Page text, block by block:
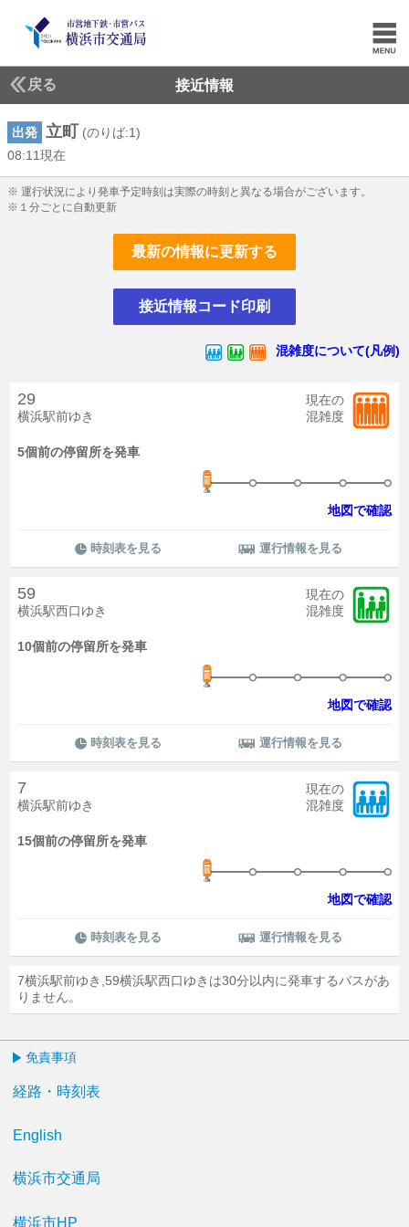
戻る 接近情報
出発 立町
(のりば:1)
08:11現在
※ 運行状況により発車予定時刻は実際の時刻と異なる場合がございます。
※１分ごとに自動更新
最新の情報に更新する
接近情報コード印刷
混雑度について(凡例)
29
横浜駅前ゆき
現在の
混雑度
5個前の停留所を発車
地図で確認
時刻表を見る 運行情報を見る
59
横浜駅西口ゆき
現在の
混雑度
10個前の停留所を発車
地図で確認
時刻表を見る 運行情報を見る
7
横浜駅前ゆき
現在の
混雑度
15個前の停留所を発車
地図で確認
時刻表を見る 運行情報を見る
7横浜駅前ゆき,59横浜駅西口ゆきは30分以内に発車するバスがあ
りません。
免責事項
経路・時刻表
English
横浜市交通局
横浜市HP